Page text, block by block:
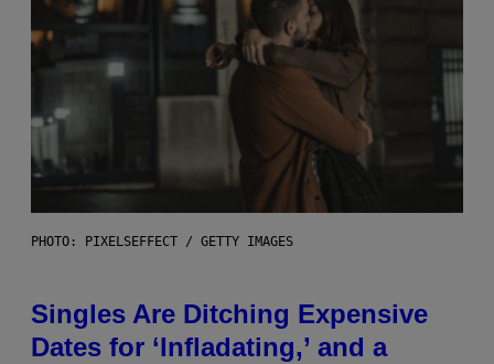
PHOTO: PIXELSEFFECT / GETTY IMAGES
Singles Are Ditching Expensive
Dates for ‘Infladating,’ and a